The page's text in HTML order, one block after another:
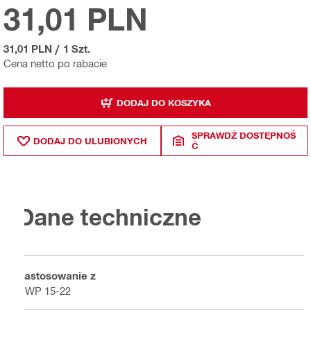
Cena netto po rabacie
31,01 PLN
31,01 PLN / 1 Szt.
DODAJ DO KOSZYKA
DODAJ DO ULUBIONYCH
SPRAWDŹ DOSTĘPNOŚ
Ć
Dane techniczne
Zastosowanie z
DWP 15-22